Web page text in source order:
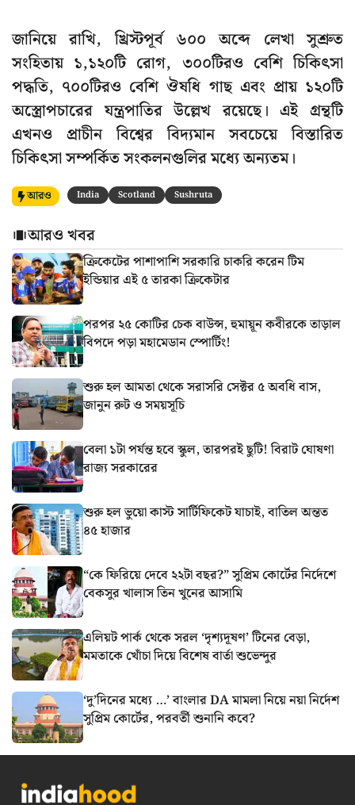
জানিয়ে রাখি, খ্রিস্টপূর্ব ৬০০ অব্দে লেখা সুশ্রুত
সংহিতায় ১,১২০টি রোগ, ৩০০টিরও বেশি চিকিৎসা
পদ্ধতি, ৭০০টিরও বেশি ঔষধি গাছ এবং প্রায় ১২০টি
অস্ত্রোপচারের যন্ত্রপাতির উল্লেখ রয়েছে। এই গ্রন্থটি
এখনও প্রাচীন বিশ্বের বিদ্যমান সবচেয়ে বিস্তারিত
চিকিৎসা সম্পর্কিত সংকলনগুলির মধ্যে অন্যতম।
আরও India Scotland Sushruta
আরও খবর
ক্রিকেটের পাশাপাশি সরকারি চাকরি করেন টিম
ইন্ডিয়ার এই ৫ তারকা ক্রিকেটার
পরপর ২৫ কোটির চেক বাউন্স, হুমায়ূন কবীরকে তাড়াল
বিপদে পড়া মহামেডান স্পোর্টিং!
শুরু হল আমতা থেকে সরাসরি সেক্টর ৫ অবধি বাস,
জানুন রুট ও সময়সূচি
বেলা ১টা পর্যন্ত হবে স্কুল, তারপরই ছুটি! বিরাট ঘোষণা
রাজ্য সরকারের
শুরু হল ভুয়ো কাস্ট সার্টিফিকেট যাচাই, বাতিল অন্তত
৪৫ হাজার
“কে ফিরিয়ে দেবে ২২টা বছর?” সুপ্রিম কোর্টের নির্দেশে
বেকসুর খালাস তিন খুনের আসামি
এলিয়ট পার্ক থেকে সরল ‘দৃশ্যদূষণ’ টিনের বেড়া,
মমতাকে খোঁচা দিয়ে বিশেষ বার্তা শুভেন্দুর
‘দু’দিনের মধ্যে …’ বাংলার DA মামলা নিয়ে নয়া নির্দেশ
সুপ্রিম কোর্টের, পরবর্তী শুনানি কবে?